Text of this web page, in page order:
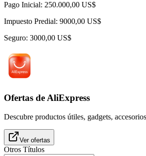
Pago Inicial: 250.000,00 US$
Impuesto Predial: 9000,00 US$
Seguro: 3000,00 US$
Ofertas de AliExpress
Descubre productos útiles, gadgets,
Ver ofertas
Otros Títulos